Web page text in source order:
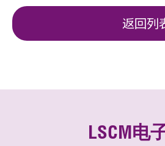
返回列
LSCM电